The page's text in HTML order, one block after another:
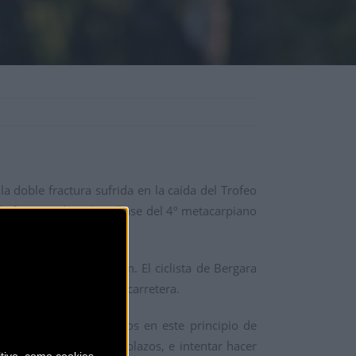
doble fractura sufrida en la caída del Trofeo
fractura de radio y base del 4º metacarpiano
alcance de la lesión. El ciclista de Bergara
salir a entrenar en la carretera.
y conseguir resultados en este principio de
posible, acortar los plazos, e intentar hacer